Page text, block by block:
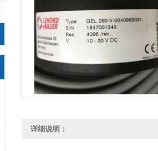
详细说明：